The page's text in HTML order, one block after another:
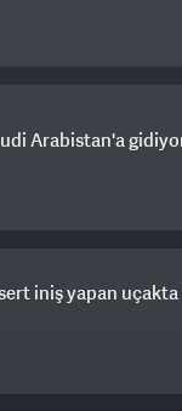
Arabistan'a
iniş yapan uçakta